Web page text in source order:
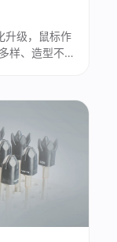
升级，鼠标作
样、造型不